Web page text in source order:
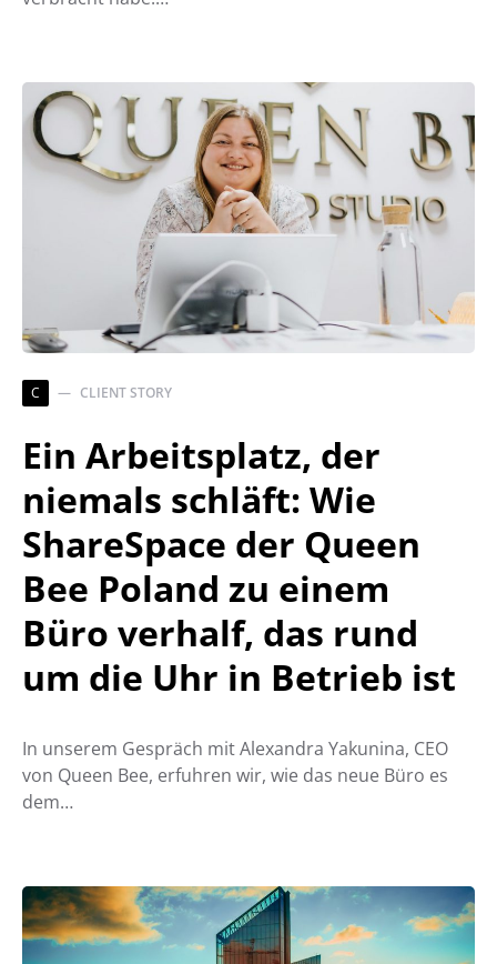
C CLIENT STORY
Ein Arbeitsplatz, der
niemals schläft: Wie
ShareSpace der Queen
Bee Poland zu einem
Büro verhalf, das rund
um die Uhr in Betrieb ist
In unserem Gespräch mit Alexandra Yakunina, CEO
von Queen Bee, erfuhren wir, wie das neue Büro es
dem…